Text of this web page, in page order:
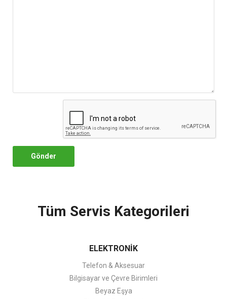
Gönder
Tüm Servis Kategorileri
ELEKTRONİK
Telefon & Aksesuar
Bilgisayar ve Çevre Birimleri
Beyaz Eşya